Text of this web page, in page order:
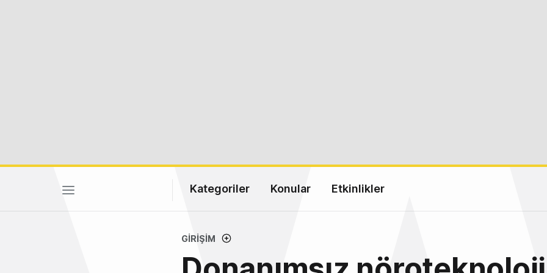
Kategoriler Konular Etkinlikler
GIRIŞIM